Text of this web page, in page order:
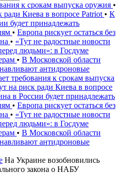
к срокам выпуска оружия •
Киева в вопросе Patriot • К
будет принадлежать
• Европа рискует остаться без
• «Тут не радостные новости
людьми»: в Госдуме
• В Московской области
антидроновые
требования к срокам выпуска
на риск ради Киева в вопросе
в России будет принадлежать
• Европа рискует остаться без
• «Тут не радостные новости
людьми»: в Госдуме
• В Московской области
антидроновые
На Украине возобновились
закона о НАБУ